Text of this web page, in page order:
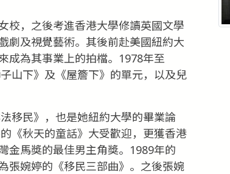
校，之後考進香港大學修讀英國文學
劇及視覺藝術。其後前赴美國紐約大
成為其事業上的拍檔。1978年至
山下》及《屋簷下》的單元，以及兒
移民》，也是她紐約大學的畢業論
《秋天的童話》大受歡迎，更獲香港
金馬獎的最佳男主角獎。1989年的
張婉婷的《移民三部曲》。之後張婉